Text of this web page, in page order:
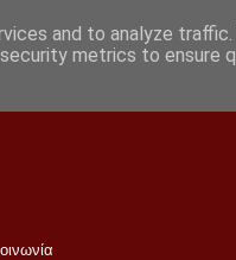
and to analyze traffic.
metrics to ensure